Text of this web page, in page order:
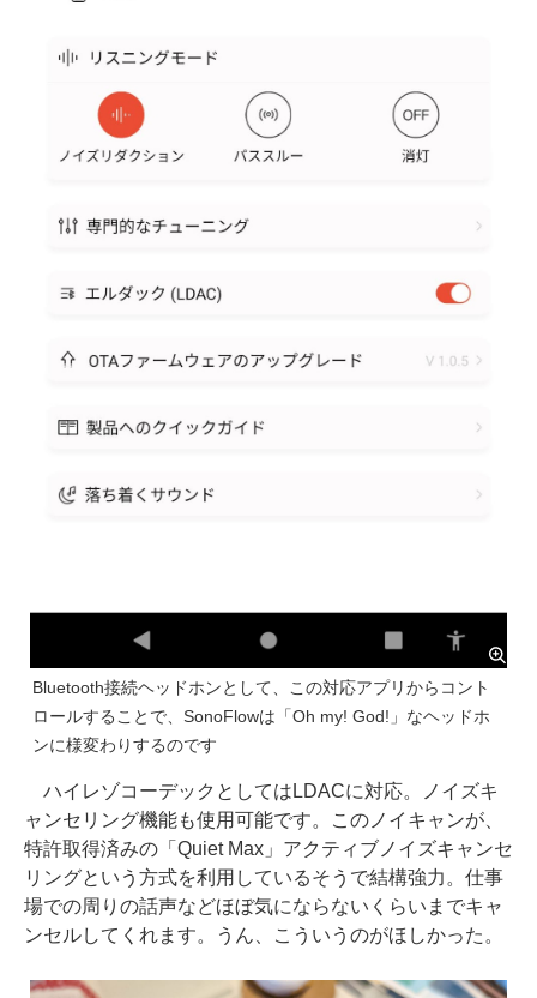
Bluetooth接続ヘッドホンとして、この対応アプリからコント
ロールすることで、SonoFlowは「Oh my! God!」なヘッドホ
ンに様変わりするのです
ハイレゾコーデックとしてはLDACに対応。ノイズキ
ャンセリング機能も使用可能です。このノイキャンが、
特許取得済みの「Quiet Max」アクティブノイズキャンセ
リングという方式を利用しているそうで結構強力。仕事
場での周りの話声などほぼ気にならないくらいまでキャ
ンセルしてくれます。うん、こういうのがほしかった。